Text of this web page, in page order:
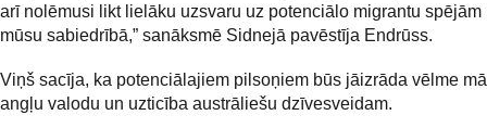
arī nolēmusi likt lielāku uzsvaru uz potenciālo migrantu spējām
mūsu sabiedrībā,” sanāksmē Sidnejā pavēstīja Endrūss.
Viņš sacīja, ka potenciālajiem pilsoņiem būs jāizrāda vēlme
angļu valodu un uzticība austrāliešu dzīvesveidam.